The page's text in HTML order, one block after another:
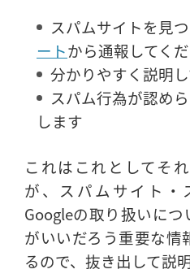
スパムサイトを見
ートから通報してく
分かりやすく説明
スパム行為が認め
します
これはこれとしてそ
が、スパムサイト・
Googleの取り扱いにつ
がいいだろう重要な情
るので、抜き出して説